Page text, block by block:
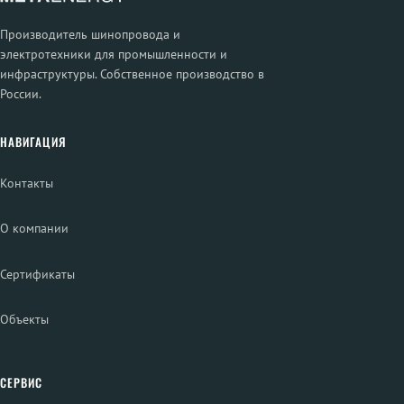
Производитель шинопровода и
электротехники для промышленности и
инфраструктуры. Собственное производство в
России.
НАВИГАЦИЯ
Контакты
О компании
Сертификаты
Объекты
СЕРВИС